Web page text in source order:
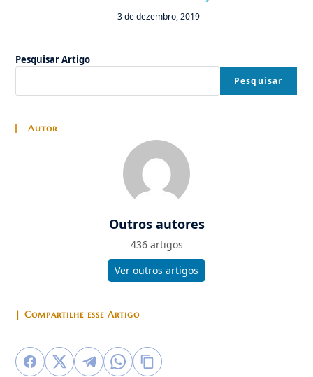
3 de dezembro, 2019
Pesquisar Artigo
Pesquisar
Autor
Outros autores
436 artigos
Ver outros artigos
| Compartilhe esse Artigo